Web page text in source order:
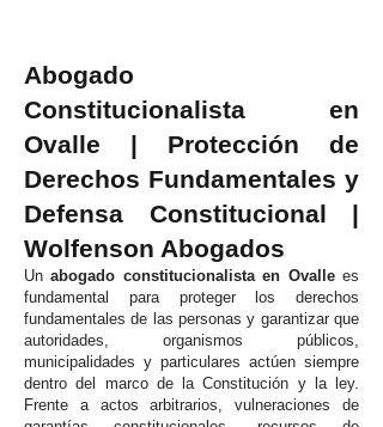
Abogado
Constitucionalista en
Ovalle | Protección de
Derechos Fundamentales y
Defensa Constitucional |
Wolfenson Abogados
Unabogado constitucionalista en Ovallees
fundamental para proteger los derechos
fundamentales de las personas y garantizar que
autoridades, organismos públicos,
municipalidades y particulares actúen siempre
dentro del marco de la Constitución y la ley.
Frente a actos arbitrarios, vulneraciones de